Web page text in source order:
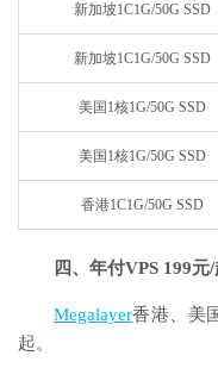
新加坡1C1G/50G SSD
新加坡1C1G/50G SSD
美国1核1G/50G SSD
美国1核1G/50G SSD
香港1C1G/50G SSD
四、年付VPS 199元/
Megalayer香港、美
起。